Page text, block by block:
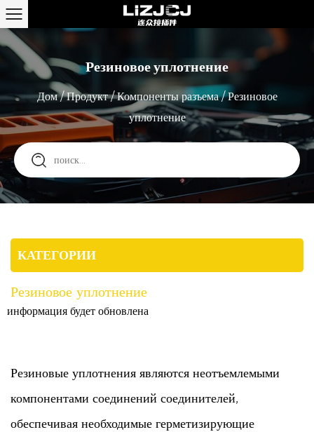
Резиновое уплотнение
Дом/Продукт/Компоненты разъема/Резиновое
уплотнение
КАТЕГОРИИ
Резиновое уплотнение
информация будет обновлена
Резиновые уплотнения являются неотъемлемыми
компонентами соединений соединителей,
обеспечивая необходимые герметизирующие